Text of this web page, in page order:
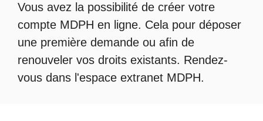
Vous avez la possibilité de créer votre
compte MDPH en ligne. Cela pour déposer
une première demande ou afin de
renouveler vos droits existants. Rendez-
vous dans l'espace extranet MDPH.